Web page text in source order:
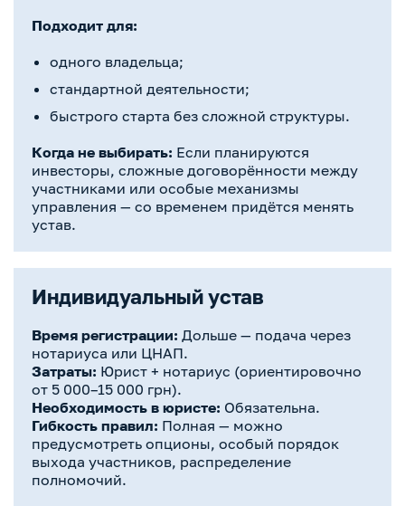
Подходит для:
одного владельца;
стандартной деятельности;
быстрого старта без сложной структуры.
Когда не выбирать: Если планируются
инвесторы, сложные договорённости между
участниками или особые механизмы
управления — со временем придётся менять
устав.
Индивидуальный устав
Время регистрации: Дольше — подача через
нотариуса или ЦНАП.
Затраты: Юрист + нотариус (ориентировочно
от 5 000–15 000 грн).
Необходимость в юристе: Обязательна.
Гибкость правил: Полная — можно
предусмотреть опционы, особый порядок
выхода участников, распределение
полномочий.